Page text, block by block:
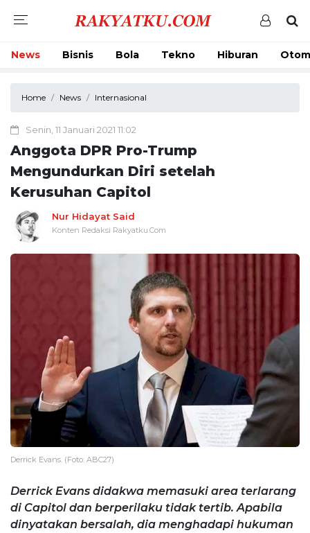
News Bisnis Bola Tekno Hiburan
Home News Internasional
Senin, 11 Januari 2021 11:02
Anggota DPR Pro-Trump
Mengundurkan Diri setelah
Kerusuhan Capitol
Nur Hidayat Said
Konten Redaksi Rakyatku.Com
Derrick Evans. (Foto: ABC27)
Derrick Evans didakwa memasuki area terlarang
di Capitol dan berperilaku tidak tertib. Apabila
dinyatakan bersalah, dia menghadapi hukuman